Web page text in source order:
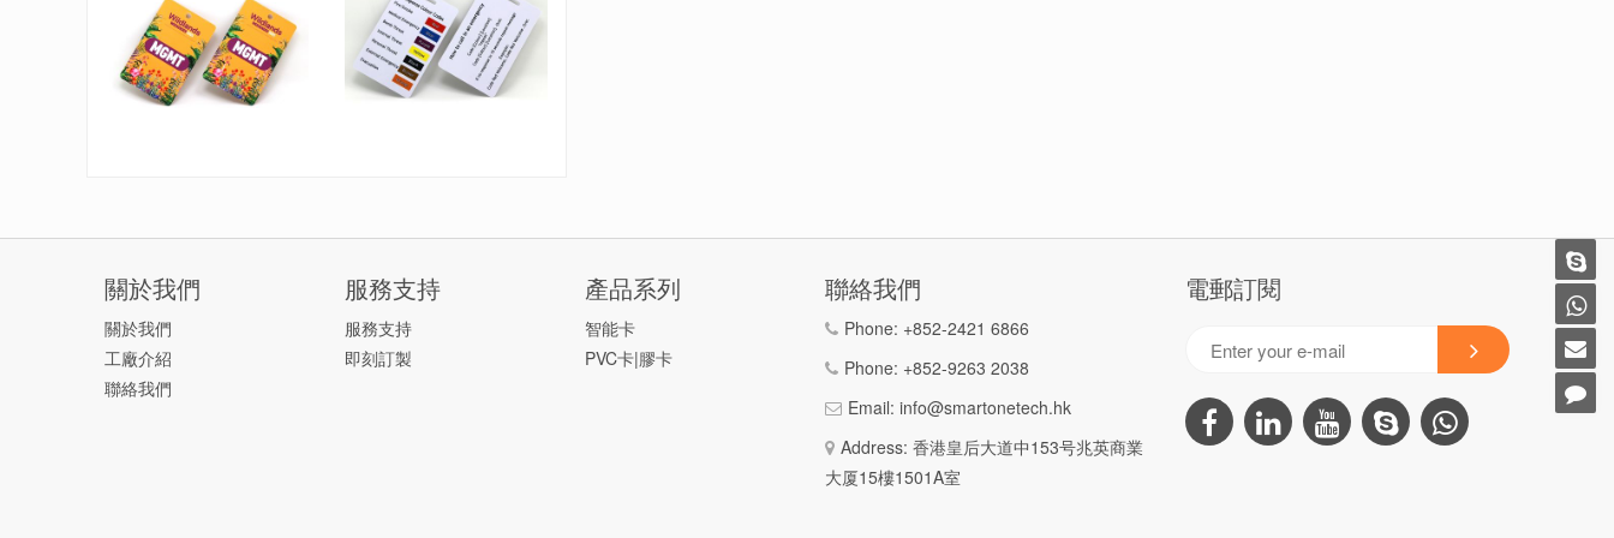
關於我們
關於我們
工廠介紹
聯絡我們
服務支持
服務支持
即刻訂製
產品系列
智能卡
PVC卡|膠卡
聯絡我們
Phone: +852-2421 6866
Phone: +852-9263 2038
Email: info@smartonetech.hk
Address: 香港皇后大道中153号兆英商業
大厦15樓1501A室
電郵訂閱